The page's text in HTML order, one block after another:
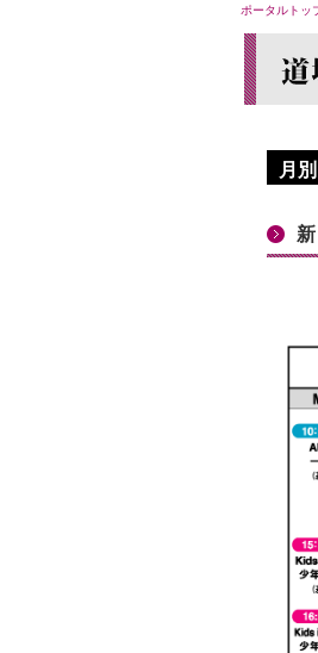
ポータルトッ
月